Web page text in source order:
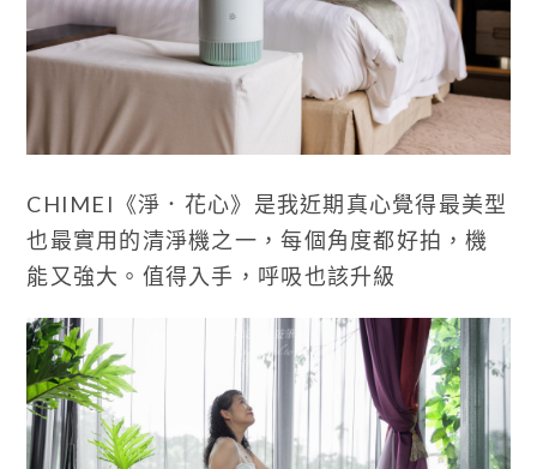
CHIMEI《淨．花心》是我近期真心覺得最美型
也最實用的清淨機之一，每個角度都好拍，機
能又強大。值得入手，呼吸也該升級